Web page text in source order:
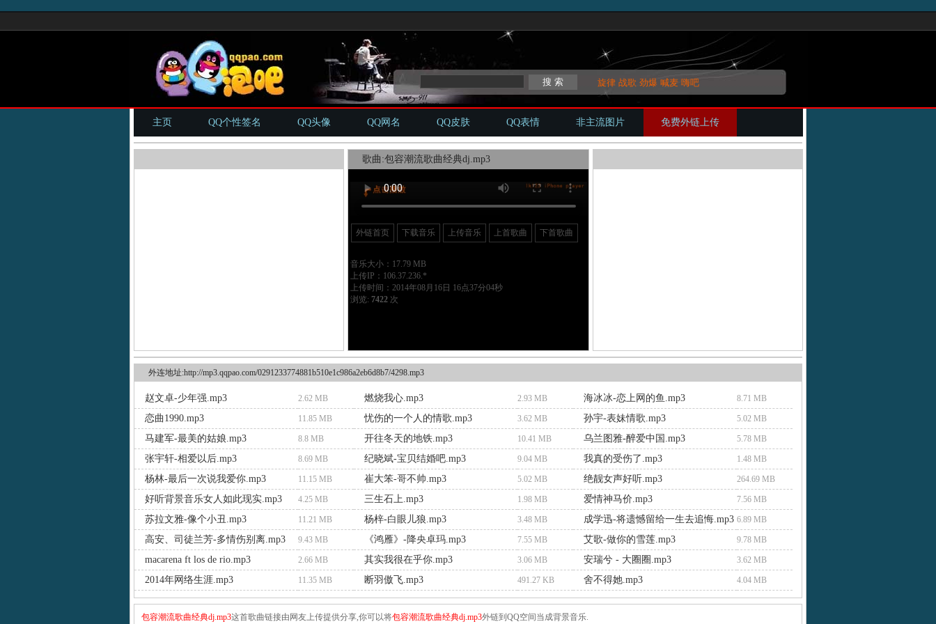
旋律 战歌 劲爆 喊麦 嗨吧
主页 QQ个性签名 QQ头像 QQ网名 QQ皮肤 QQ表情 非主流图片 免费外链上传
歌曲:包容潮流歌曲经典dj.mp3
外链首页 下载音乐 上传音乐 上首歌曲 下首歌曲
音乐大小：17.79 MB
上传IP：106.37.236.*
上传时间：2014年08月16日 16点37分04秒
浏览: 7422次
外连地址:http://mp3.qqpao.com/0291233774881b510e1c986a2eb6d8b7/4298.mp3
赵文卓-少年强.mp3 2.62 MB 燃烧我心.mp3 2.93 MB 海冰冰-恋上网的鱼.mp3 8.71 MB
恋曲1990.mp3 11.85 MB 忧伤的一个人的情歌.mp3 3.62 MB 孙宇-表妹情歌.mp3 5.02 MB
马建军-最美的姑娘.mp3 8.8 MB 开往冬天的地铁.mp3 10.41 MB 乌兰图雅-醉爱中国.mp3 5.78 MB
张宇轩-相爱以后.mp3 8.69 MB 纪晓斌-宝贝结婚吧.mp3 9.04 MB 我真的受伤了.mp3 1.48 MB
杨林-最后一次说我爱你.mp3 11.15 MB 崔大笨-哥不帅.mp3 5.02 MB 绝靓女声好听.mp3 264.69 MB
好听背景音乐女人如此现实.mp3 4.25 MB 三生石上.mp3 1.98 MB 爱情神马价.mp3 7.56 MB
苏拉文雅-像个小丑.mp3 11.21 MB 杨梓-白眼儿狼.mp3 3.48 MB 成学迅-将遗憾留给一生去追悔.mp3 6.89 MB
高安、司徒兰芳-多情伤别离.mp3 9.43 MB 《鸿雁》-降央卓玛.mp3 7.55 MB 艾歌-做你的雪莲.mp3 9.78 MB
macarena ft los de rio.mp3 2.66 MB 其实我很在乎你.mp3 3.06 MB 安瑞兮 - 大圈圈.mp3 3.62 MB
2014年网络生涯.mp3 11.35 MB 断羽傲飞.mp3 491.27 KB 舍不得她.mp3 4.04 MB
包容潮流歌曲经典dj.mp3这首歌曲链接由网友上传提供分享,你可以将包容潮流歌曲经典dj.mp3外链到QQ空间当成背景音乐.